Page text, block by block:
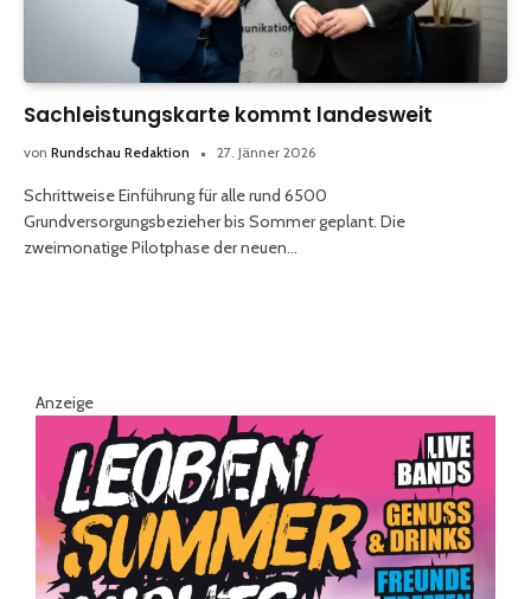
Sachleistungskarte kommt landesweit
von Rundschau Redaktion 27. Jänner 2026
Schrittweise Einführung für alle rund 6500
Grundversorgungsbezieher bis Sommer geplant. Die
zweimonatige Pilotphase der neuen…
Anzeige